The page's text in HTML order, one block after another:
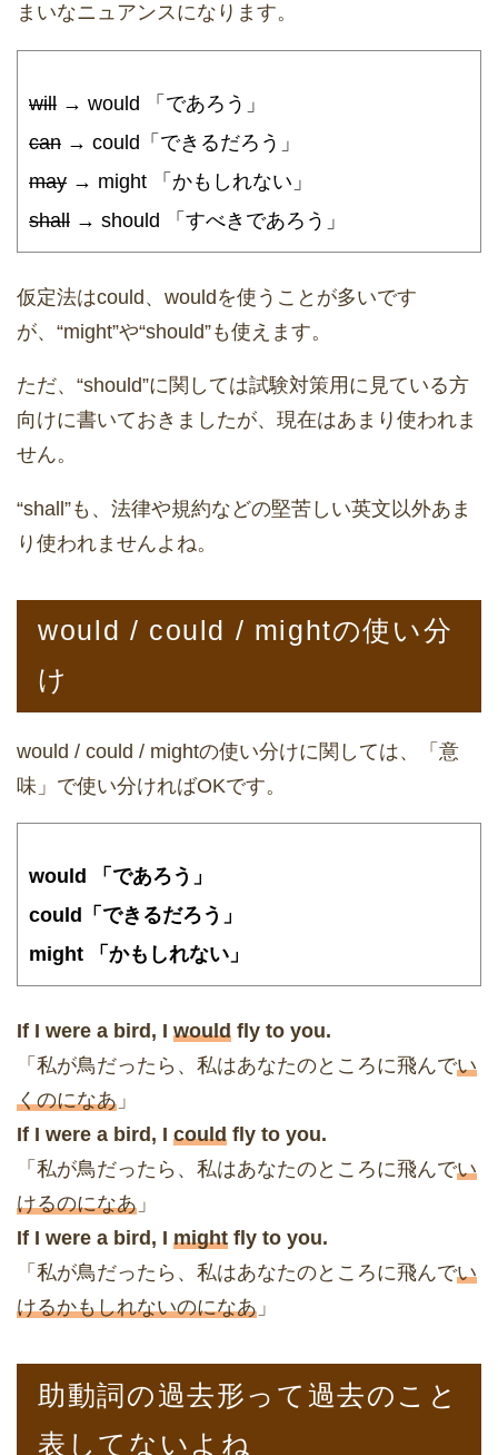
まいなニュアンスになります。
will → would 「であろう」
can → could「できるだろう」
may → might 「かもしれない」
shall → should 「すべきであろう」
仮定法はcould、wouldを使うことが多いです
が、“might”や“should”も使えます。
ただ、“should”に関しては試験対策用に見ている方
向けに書いておきましたが、現在はあまり使われま
せん。
“shall”も、法律や規約などの堅苦しい英文以外あま
り使われませんよね。
would / could / mightの使い分
け
would / could / mightの使い分けに関しては、「意
味」で使い分ければOKです。
would 「であろう」
could「できるだろう」
might 「かもしれない」
If I were a bird, I would fly to you.
「私が鳥だったら、私はあなたのところに飛んでい
くのになあ 」
If I were a bird, I could fly to you.
「私が鳥だったら、私はあなたのところに飛んでい
けるのになあ 」
If I were a bird, I might fly to you.
「私が鳥だったら、私はあなたのところに飛んでい
けるかもしれないのになあ 」
助動詞の過去形って過去のこと
表してないよね